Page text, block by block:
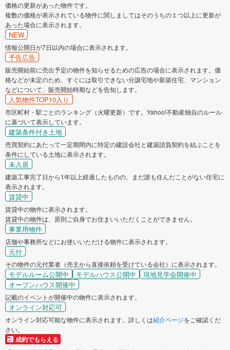
価格の更新があった物件です。
複数の価格が表示されている物件に関しましてはそのうちの１つ以上に更新が
あった場合に表示されます。
NEW
情報公開日が7日以内の場合に表示されます。
予告広告
販売開始前に売出予定の物件を知らせるための広告の場合に表示されます。価
格などが未定のため、すぐには取引できない分譲宅地や新築住宅、マンション
などについて、販売開始時期などを告知します。
人気物件TOP10入り
市区町村・駅ごとのランキング（火曜更新）です。Yahoo!不動産独自のルール
に基づいて表示しています。
建築条件付き土地
売買契約にあたって一定期間内に特定の建設会社と建築請負契約を結ぶことを
条件にしている土地に表示されます。
未入居
建築工事完了日から1年以上経過したものの、まだ誰も住んだことがない住宅に
表示されます。
賃貸中
賃貸中の物件に表示されます。
賃貸中の物件は、原則ご自身でお住まいいただくことができません。
事業用物件
店舗や事務所などにお使いいただける物件に表示されます。
元付
その物件の元付業者（売主から直接依頼を受けている会社）に表示されます。
モデルルーム公開中 モデルハウス公開中
現地見学会開催中
オープンハウス開催中
記載のイベントが開催中の物件に表示されます。
オンライン対応可
オンライン対応可能な物件に表示されます。詳しくは紹介ページをご確認くだ
さい。
成約でもらえる